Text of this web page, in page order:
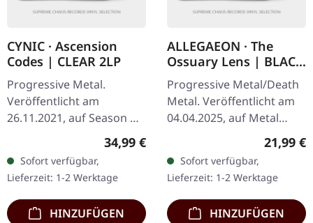
CYNIC · Ascension
Codes | CLEAR 2LP
Progressive Metal.
Veröffentlicht am
26.11.2021, auf Season Of
Mist. Transparentes
Doppel-Vinyl im Triple
Gatefold-Cover mit 8-
seitigem Booklet,…
Regulärer Preis:
34,99 €
Sofort verfügbar,
Lieferzeit: 1-2 Werktage
HINZUFÜGEN
ALLEGAEON · The
Ossuary Lens | BLACK
LP
Progressive Metal/Death
Metal. Veröffentlicht am
04.04.2025, auf Metal
Blade Records. Schwarzes
Vinyl mit Insert, limitiert
auf 300 Exemplare.…
21,99 €
Sofort verfügbar,
Lieferzeit: 1-2 Werktage
HINZUFÜGEN